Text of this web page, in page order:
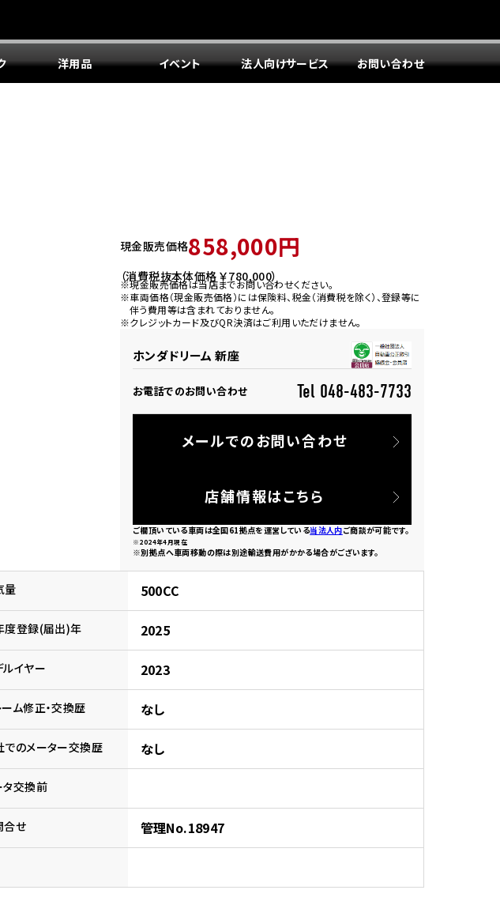
洋用品 イベント 法人向けサービス お問い合わせ
現金販売価格858,000円
（消費税抜本体価格 ￥780,000）
※現金販売価格は当店までお問い合わせください。
※車両価格（現金販売価格）には保険料、税金（消費税を除く）、登録等に
伴う費用等は含まれておりません。
※クレジットカード及びQR決済はご利用いただけません。
ホンダドリーム 新座
お電話でのお問い合わせ Tel 048-483-7733
メールでのお問い合わせ
店舗情報はこちら
ご欄頂いている車両は全国61拠点を運営している当法人内ご商談が可能です。
※2024年4月現在
※別拠点へ車両移動の際は別途輸送費用がかかる場合がございます。
量 500CC
度登録(届出)年 2025
ルイヤー 2023
ーム修正・交換歴 なし
でのメーター交換歴 なし
タ交換前
合せ 管理No.18947
ンダドリーム 宮城岩沼
ダドリーム 鴻巣
ダドリーム 大宮
ンダドリーム 京都右京